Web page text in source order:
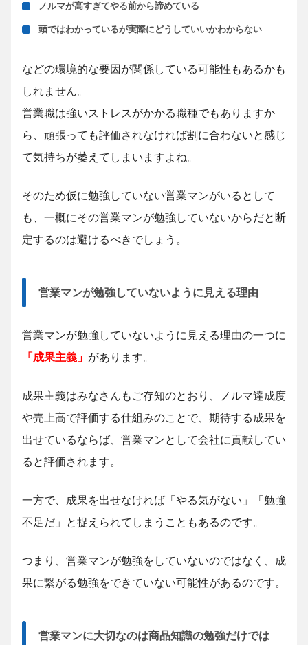
ノルマが高すぎてやる前から諦めている
頭ではわかっているが実際にどうしていいかわからない
などの環境的な要因が関係している可能性もあるかも
しれません。
営業職は強いストレスがかかる職種でもありますか
ら、頑張っても評価されなければ割に合わないと感じ
て気持ちが萎えてしまいますよね。
そのため仮に勉強していない営業マンがいるとして
も、一概にその営業マンが勉強していないからだと断
定するのは避けるべきでしょう。
営業マンが勉強していないように見える理由
営業マンが勉強していないように見える理由の一つに
「成果主義」 があります。
成果主義はみなさんもご存知のとおり、ノルマ達成度
や売上高で評価する仕組みのことで、期待する成果を
出せているならば、営業マンとして会社に貢献してい
ると評価されます。
一方で、成果を出せなければ「やる気がない」「勉強
不足だ」と捉えられてしまうこともあるのです。
つまり、営業マンが勉強をしていないのではなく、成
果に繋がる勉強をできていない可能性があるのです。
営業マンに大切なのは商品知識の勉強だけでは